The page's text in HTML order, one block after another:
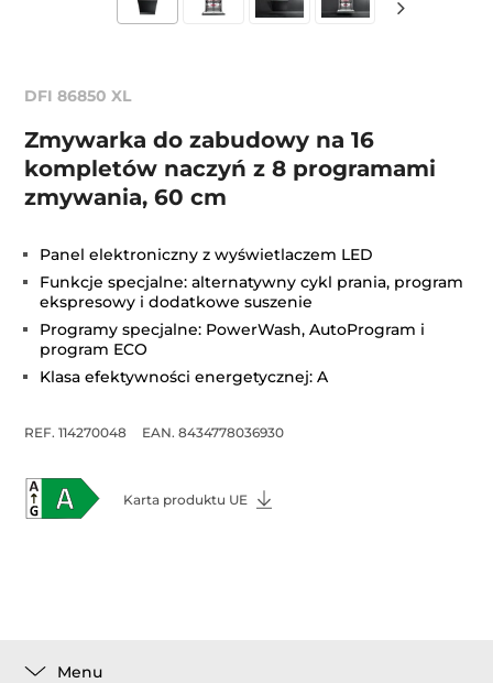
DFI 86850 XL
Zmywarka do zabudowy na 16
kompletów naczyń z 8 programami
zmywania, 60 cm
Panel elektroniczny z wyświetlaczem LED
Funkcje specjalne: alternatywny cykl prania, program
ekspresowy i dodatkowe suszenie
Programy specjalne: PowerWash, AutoProgram i
program ECO
Klasa efektywności energetycznej: A
REF. 114270048 EAN. 8434778036930
Karta produktu UE
Menu